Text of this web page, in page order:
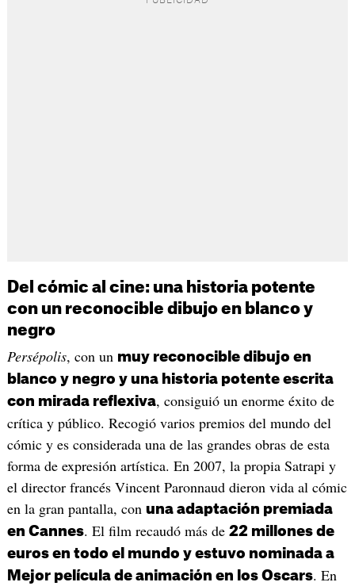
Del cómic al cine: una historia potente
con un reconocible dibujo en blanco y
negro
Persépolis, con un muy reconocible dibujo en
blanco y negro y una historia potente escrita
con mirada reflexiva, consiguió un enorme éxito de
crítica y público. Recogió varios premios del mundo del
cómic y es considerada una de las grandes obras de esta
forma de expresión artística. En 2007, la propia Satrapi y
el director francés Vincent Paronnaud dieron vida al cómic
en la gran pantalla, con una adaptación premiada
en Cannes. El film recaudó más de 22 millones de
euros en todo el mundo y estuvo nominada a
Mejor película de animación en los Oscars. En